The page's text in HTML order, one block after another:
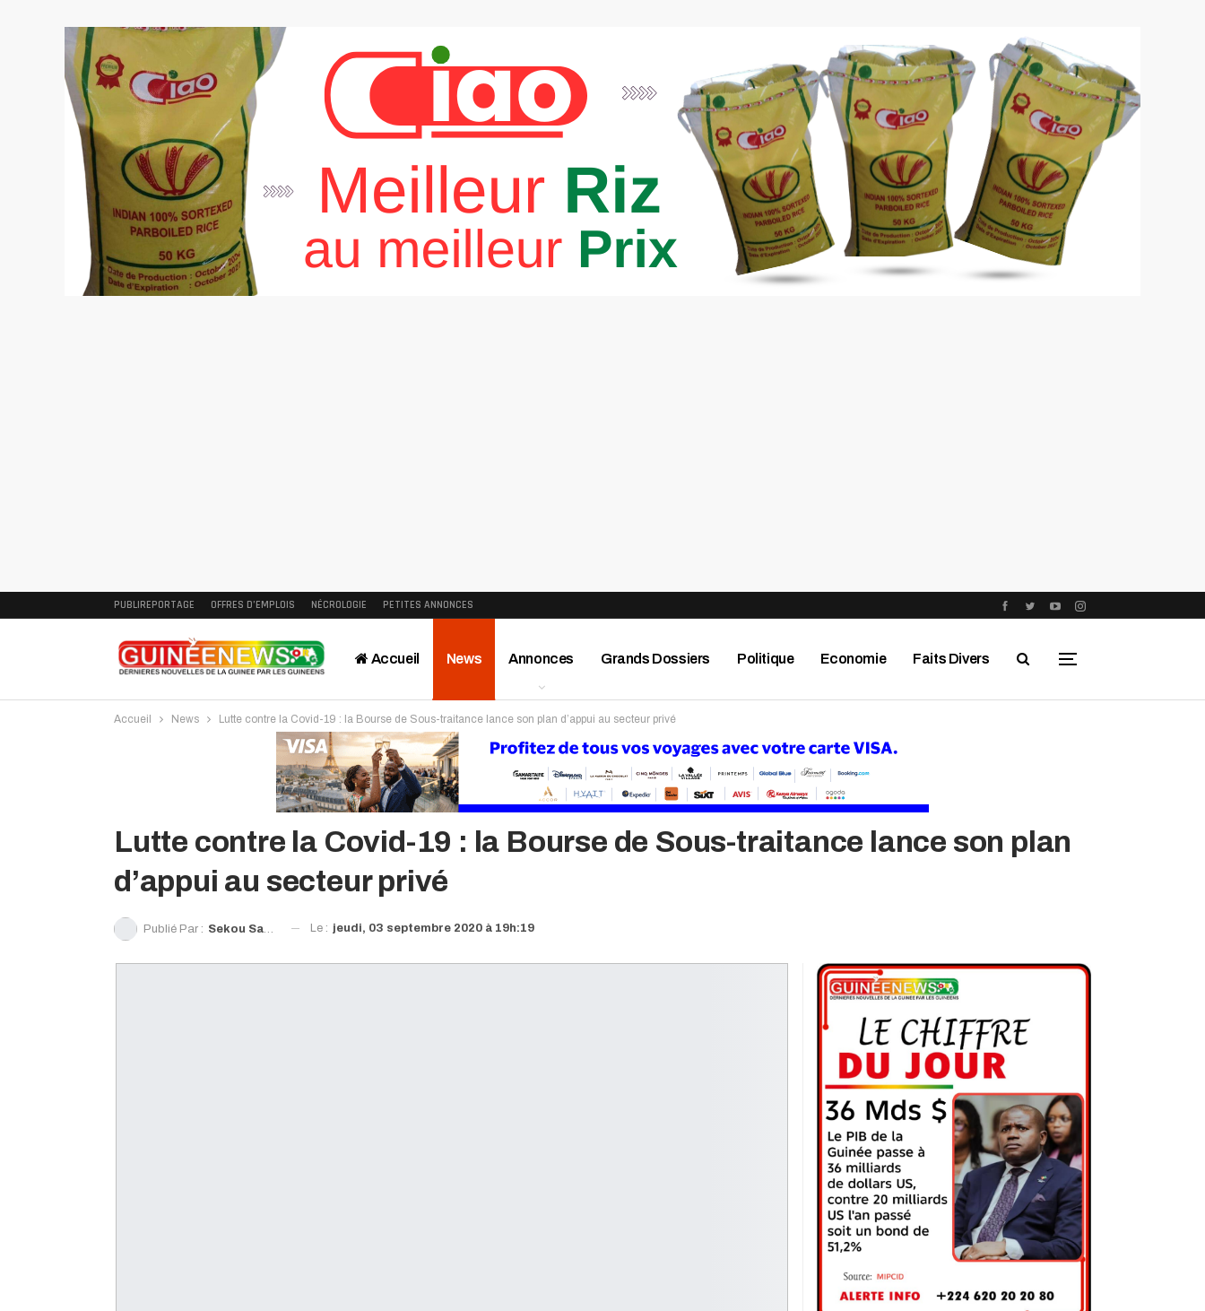
PUBLIREPORTAGE OFFRES D’EMPLOIS NÉCROLOGIE PETITES ANNONCES
Accueil News Annonces Grands Dossiers Politique Economie Faits Divers
Interviews Publireportage Région
Accueil News Lutte contre la Covid-19 : la Bourse de Sous-traitance lance son plan d’appui au secteur privé
Lutte contre la Covid-19 : la Bourse de Sous-traitance lance son plan
d’appui au secteur privé
Publié Par : Sekou Sanoh Le : jeudi, 03 septembre 2020 à 19h:19